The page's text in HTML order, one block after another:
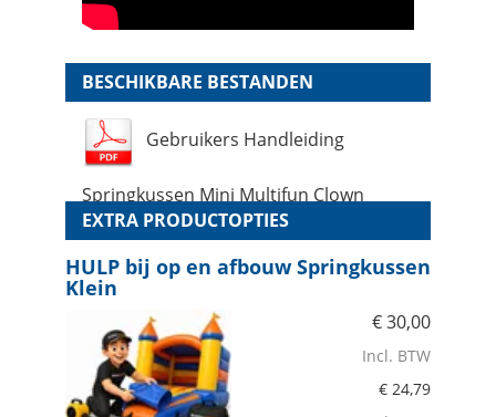
BESCHIKBARE BESTANDEN
Gebruikers Handleiding
Springkussen Mini Multifun Clown
EXTRA PRODUCTOPTIES
HULP bij op en afbouw Springkussen
Klein
€30,00
Incl. BTW
€ 24,79